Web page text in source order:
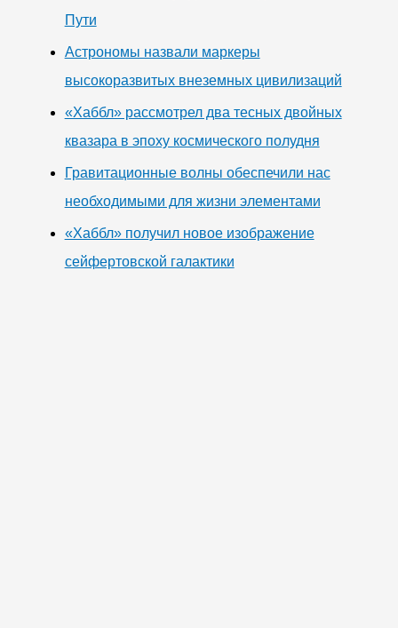
Пути
Астрономы назвали маркеры
высокоразвитых внеземных цивилизаций
«Хаббл» рассмотрел два тесных двойных
квазара в эпоху космического полудня
Гравитационные волны обеспечили нас
необходимыми для жизни элементами
«Хаббл» получил новое изображение
сейфертовской галактики